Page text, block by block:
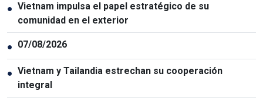
● Vietnam impulsa el papel estratégico de su
comunidad en el exterior
● 07/08/2026
● Vietnam y Tailandia estrechan su cooperación
integral